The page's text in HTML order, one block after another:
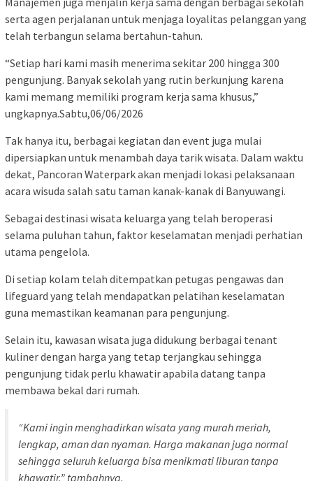
serta agen perjalanan untuk menjaga loyalitas pelanggan yang
telah terbangun selama bertahun-tahun.
“Setiap hari kami masih menerima sekitar 200 hingga 300
pengunjung. Banyak sekolah yang rutin berkunjung karena
kami memang memiliki program kerja sama khusus,”
ungkapnya.Sabtu,06/06/2026
Tak hanya itu, berbagai kegiatan dan event juga mulai
dipersiapkan untuk menambah daya tarik wisata. Dalam waktu
dekat, Pancoran Waterpark akan menjadi lokasi pelaksanaan
acara wisuda salah satu taman kanak-kanak di Banyuwangi.
Sebagai destinasi wisata keluarga yang telah beroperasi
selama puluhan tahun, faktor keselamatan menjadi perhatian
utama pengelola.
Di setiap kolam telah ditempatkan petugas pengawas dan
lifeguard yang telah mendapatkan pelatihan keselamatan
guna memastikan keamanan para pengunjung.
Selain itu, kawasan wisata juga didukung berbagai tenant
kuliner dengan harga yang tetap terjangkau sehingga
pengunjung tidak perlu khawatir apabila datang tanpa
membawa bekal dari rumah.
“Kami ingin menghadirkan wisata yang murah meriah,
lengkap, aman dan nyaman. Harga makanan juga normal
sehingga seluruh keluarga bisa menikmati liburan tanpa
khawatir,” tambahnya.